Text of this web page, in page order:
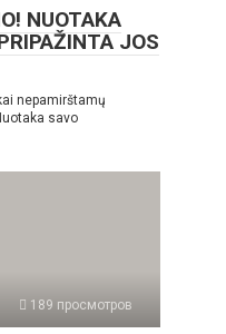
NUOTAKA
JOS
nepamirštamų
savo
189 просмотров